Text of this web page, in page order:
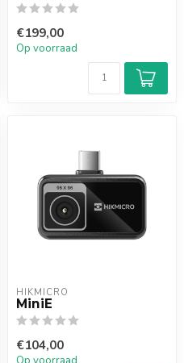
€199,00
Op voorraad
HIKMICRO
MiniE
€104,00